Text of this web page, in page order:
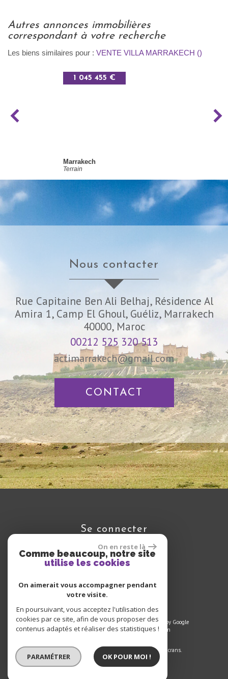
On en reste là
Comme beaucoup, notre site
utilise les cookies
On aimerait vous accompagner pendant
votre visite.
En poursuivant, vous acceptez l'utilisation des
cookies par ce site, afin de vous proposer des
contenus adaptés et réaliser des statistiques !
PARAMÉTRER OK POUR MOI !
autres annonces immobilières
correspondant à votre recherche
Les biens similaires pour : VENTE VILLA MARRAKECH ()
1 045 455 €
Marrakech
Terrain
nous contacter
Rue Capitaine Ben Ali Belhaj, Résidence Al
Amira 1, Camp El Ghoul, Guéliz, Marrakech
40000, Maroc
00212 525 320 513
actimarrakech@gmail.com
CONTACT
se connecter
Espace propriétaire
© 2022 | Tous droits réservés | Traduction powered by Google
Plan du site-Mentions légales-Liens-Admin
un seul site adaptable à tous les types d'écrans.